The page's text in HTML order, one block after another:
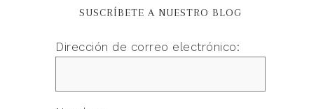
SUSCRÍBETE A NUESTRO BLOG
Dirección de correo electrónico: